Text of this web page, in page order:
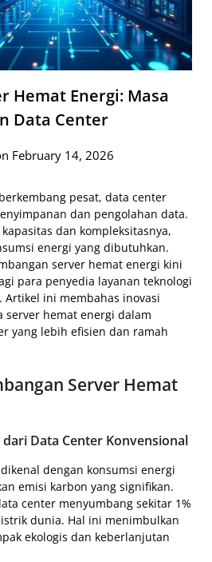
Hemat Energi: Masa
Data Center
February 14, 2026
pesat, data center
dan pengolahan data.
dan kompleksitasnya,
energi yang dibutuhkan.
server hemat energi kini
para penyedia layanan teknologi
ini membahas inovasi
hemat energi dalam
yang lebih efisien dan ramah
Server Hemat
Data Center Konvensional
dengan konsumsi energi
emisi karbon yang signifikan.
center menyumbang sekitar 1%
dunia. Hal ini menimbulkan
ekologis dan keberlanjutan